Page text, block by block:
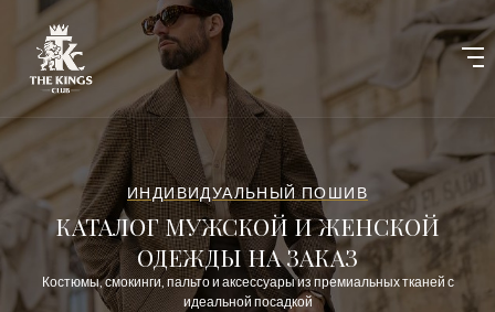
ИНДИВИДУАЛЬНЫЙ ПОШИВ
КАТАЛОГ МУЖСКОЙ И ЖЕНСКОЙ
ОДЕЖДЫ НА ЗАКАЗ
Костюмы, смокинги, пальто и аксессуары из премиальных тканей с
идеальной посадкой